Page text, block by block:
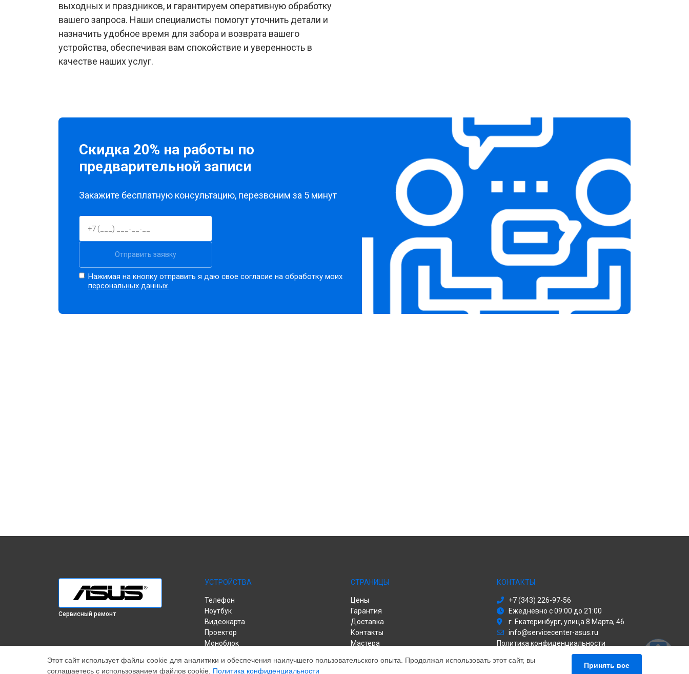
выходных и праздников, и гарантируем оперативную обработку
вашего запроса. Наши специалисты помогут уточнить детали и
назначить удобное время для забора и возврата вашего
устройства, обеспечивая вам спокойствие и уверенность в
качестве наших услуг.
Скидка 20% на работы по
предварительной записи
Закажите бесплатную консультацию, перезвоним за 5 минут
Отправить заявку
Нажимая на кнопку отправить я даю свое согласие на обработку моих
персональных данных.
Сервисный ремонт
УСТРОЙСТВА
Телефон
Ноутбук
Видеокарта
Проектор
Моноблок
ПК
СТРАНИЦЫ
Цены
Гарантия
Доставка
Контакты
Мастера
КОНТАКТЫ
+7 (343) 226-97-56
Ежедневно с 09:00 до 21:00
г. Екатеринбург, улица 8 Марта, 46
info@servicecenter-asus.ru
Политика конфиденциальности
Способы оплаты
Этот сайт использует файлы cookie для аналитики и обеспечения наилучшего пользовательского опыта. Продолжая использовать этот сайт, вы
соглашаетесь с использованием файлов cookie. Политика конфиденциальности
Принять все